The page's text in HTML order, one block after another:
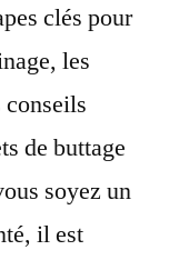
clés pour
les
conseils
de buttage
soyez un
il est